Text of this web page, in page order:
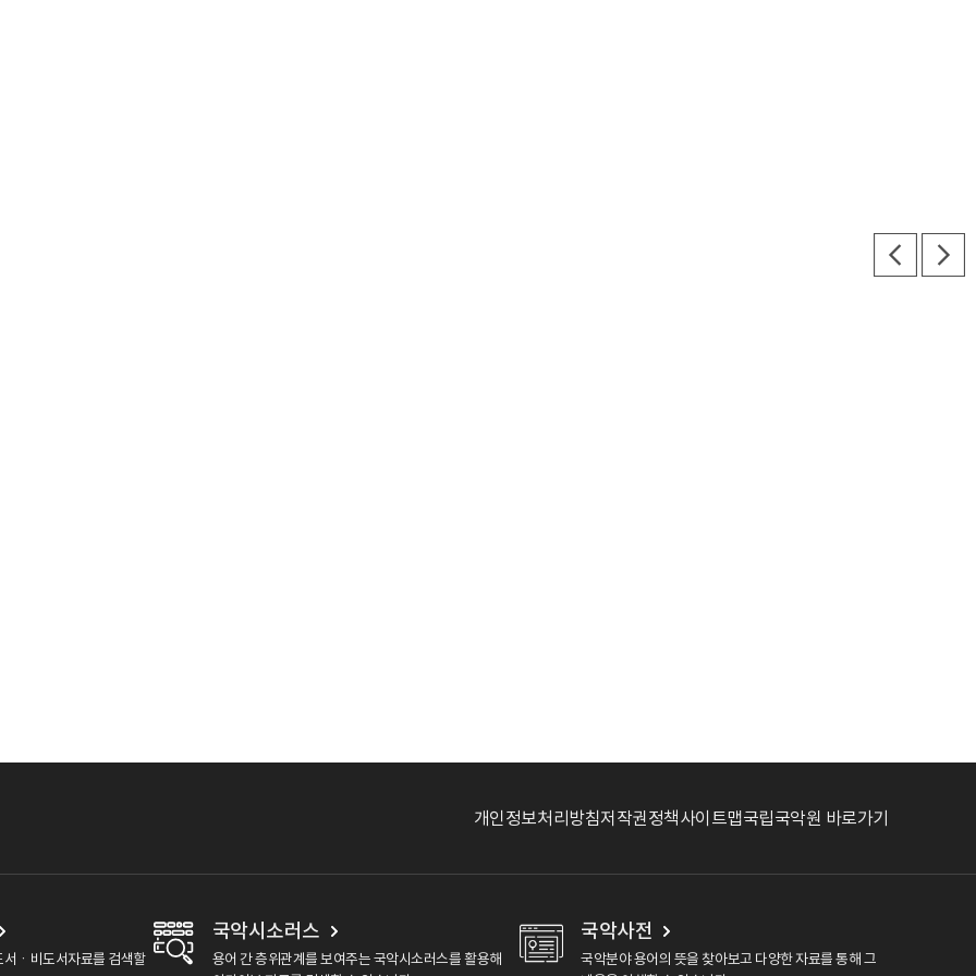
개인정보처리방침저작권정책사이트맵국립국악원 바로가기
ㆍ비도서자료를 검색할
국악시소러스
용어 간 층위관계를 보여주는 국악시소러스를 활용해
국악사전
국악분야 용어의 뜻을 찾아보고 다양한 자료를 통해 그